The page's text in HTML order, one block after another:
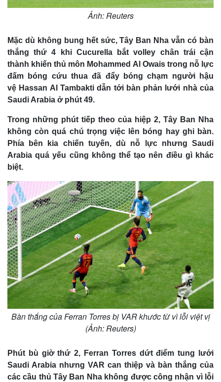
Bất động sản
Khởi nghiệp
Giá vàng
Tiêu dùng
Tỷ giá
Chứng khoán
Ảnh: Reuters
Mặc dù không bung hết sức, Tây Ban Nha vẫn có bàn
thắng thứ 4 khi Cucurella bắt volley chân trái cận
thành khiến thủ môn Mohammed Al Owais trong nỗ lực
đấm bóng cứu thua đã đẩy bóng chạm người hậu
vệ Hassan Al Tambakti dẫn tới bàn phản lưới nhà của
Saudi Arabia ở phút 49.
Trong những phút tiếp theo của hiệp 2, Tây Ban Nha
không còn quá chú trọng việc lên bóng hay ghi bàn.
Phía bên kia chiến tuyến, dù nỗ lực nhưng Saudi
Arabia quá yếu cũng không thể tạo nên điều gì khác
biệt.
Bàn thắng của Ferran Torres bị VAR khước từ vì lỗi việt vị
(Ảnh: Reuters)
Phút bù giờ thứ 2, Ferran Torres dứt điểm tung lưới
Saudi Arabia nhưng VAR can thiệp và bàn thắng của
các cầu thủ Tây Ban Nha không được công nhận vì lỗi